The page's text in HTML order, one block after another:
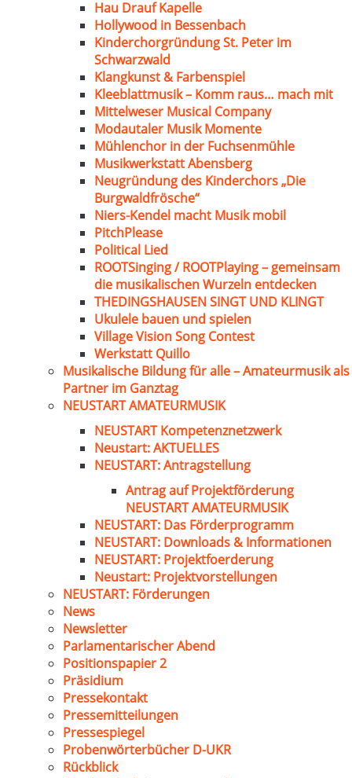
Hau Drauf Kapelle
Hollywood in Bessenbach
Kinderchorgründung St. Peter im
Schwarzwald
Klangkunst & Farbenspiel
Kleeblattmusik – Komm raus… mach mit
Mittelweser Musical Company
Modautaler Musik Momente
Mühlenchor in der Fuchsenmühle
Musikwerkstatt Abensberg
Neugründung des Kinderchors „Die
Burgwaldfrösche“
Niers-Kendel macht Musik mobil
PitchPlease
Political Lied
ROOTSinging / ROOTPlaying – gemeinsam
die musikalischen Wurzeln entdecken
THEDINGSHAUSEN SINGT UND KLINGT
Ukulele bauen und spielen
Village Vision Song Contest
Werkstatt Quillo
Musikalische Bildung für alle – Amateurmusik als
Partner im Ganztag
NEUSTART AMATEURMUSIK
NEUSTART Kompetenznetzwerk
Neustart: AKTUELLES
NEUSTART: Antragstellung
Antrag auf Projektförderung
NEUSTART AMATEURMUSIK
NEUSTART: Das Förderprogramm
NEUSTART: Downloads & Informationen
NEUSTART: Projektfoerderung
Neustart: Projektvorstellungen
NEUSTART: Förderungen
News
Newsletter
Parlamentarischer Abend
Positionspapier 2
Präsidium
Pressekontakt
Pressemitteilungen
Pressespiegel
Probenwörterbücher D-UKR
Rückblick